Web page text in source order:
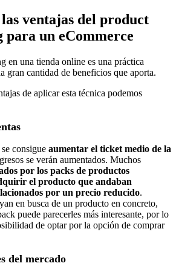
las ventajas del product
para un eCommerce
en una tienda online es una práctica
gran cantidad de beneficios que aporta.
de aplicar esta técnica podemos
consigue aumentar el ticket medio de la
se verán aumentados. Muchos
por los packs de productos
el producto que andaban
por un precio reducido.
en busca de un producto en concreto,
puede parecerles más interesante, por lo
de optar por la opción de comprar
del mercado